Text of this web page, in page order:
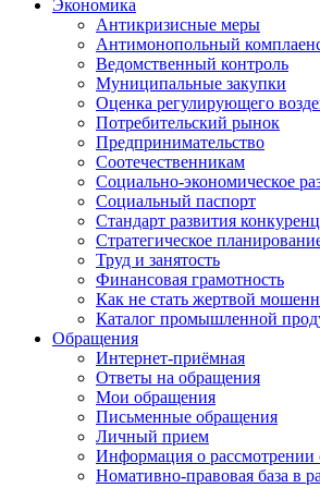
Экономика
Антикризисные меры
Антимонопольный
Ведомственный контроль
Муниципальные закупки
Оценка регулирующего
Потребительский рынок
Предпринимательство
Соотечественникам
Социально-экономическое
Социальный паспорт
Стандарт развития
Стратегическое
Труд и занятость
Финансовая грамотность
Как не стать жертвой
Каталог промышленной
Обращения
Интернет-приёмная
Ответы на обращения
Мои обращения
Письменные обращения
Личный прием
Информация о рассмотрении
Номативно-правовая база в